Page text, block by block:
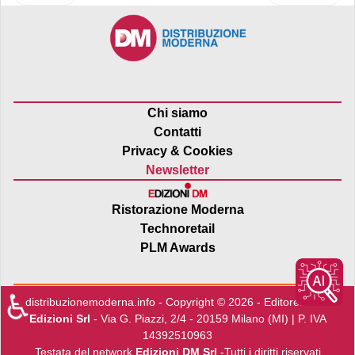
Chi siamo
Contatti
Privacy & Cookies
Newsletter
Ristorazione Moderna
Technoretail
PLM Awards
distribuzionemoderna.info - Copyright © 2026 - Editore:Edra
Edizioni Srl - Via G. Piazzi, 2/4 - 20159 Milano (MI) | P. IVA
14392510963
Testata del network Edizioni DM Srl -Tutti i diritti riservati